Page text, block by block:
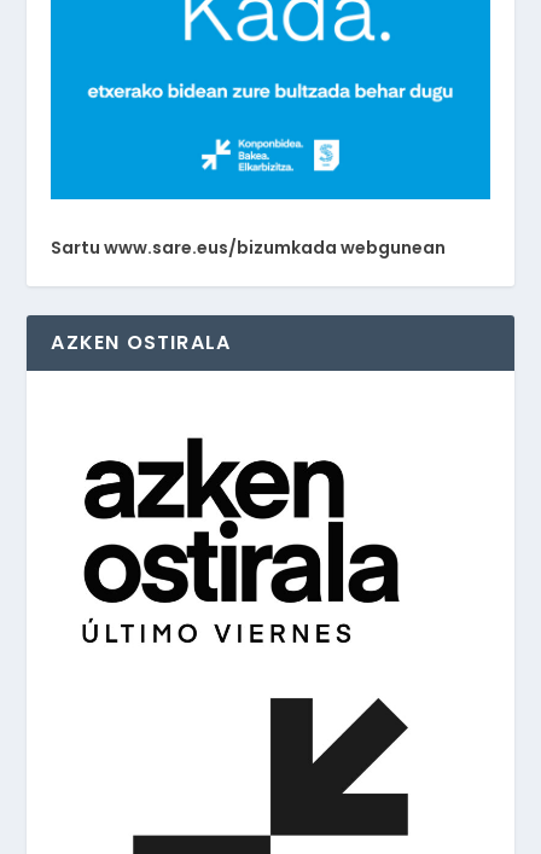
Sartu www.sare.eus/bizumkada webgunean
AZKEN OSTIRALA